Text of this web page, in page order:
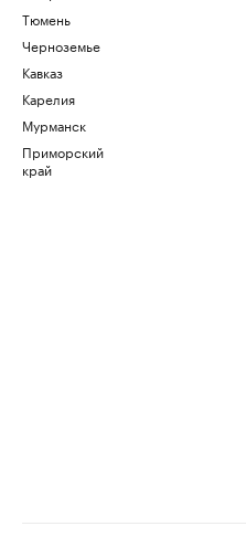
Тюмень
Черноземье
Кавказ
Карелия
Мурманск
Приморский
край